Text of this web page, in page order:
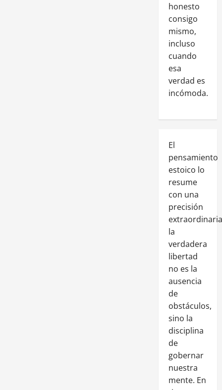
honesto
consigo
mismo,
incluso
cuando
esa
verdad es
incómoda.
El
pensamiento
estoico lo
resume
con una
precisión
la
verdadera
libertad
no es la
ausencia
de
obstáculos,
sino la
disciplina
de
gobernar
nuestra
mente. En